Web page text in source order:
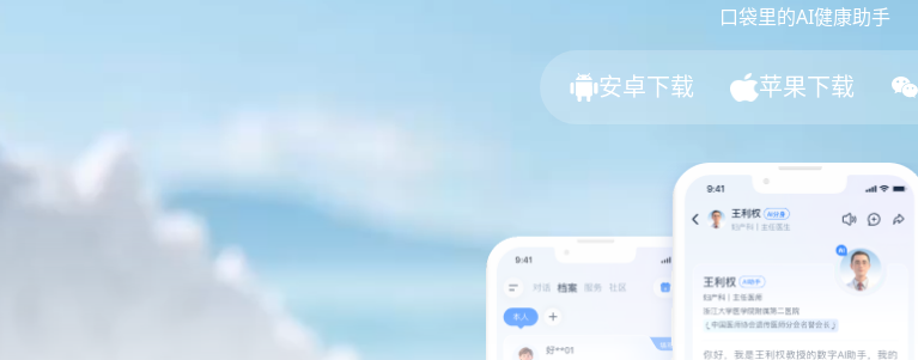
口袋里的AI健康助手
安卓下载 苹果下载